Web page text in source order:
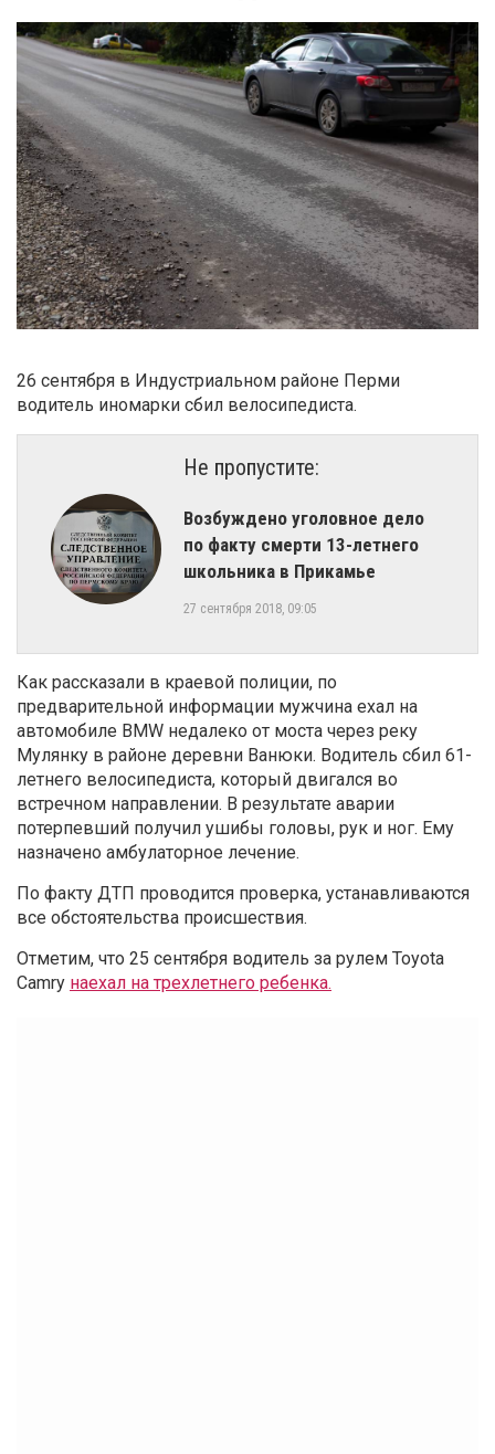
26 сентября в Индустриальном районе Перми
водитель иномарки сбил велосипедиста.
Не пропустите:
Возбуждено уголовное дело
по факту смерти 13-летнего
школьника в Прикамье
27 сентября 2018, 09:05
Как рассказали в краевой полиции, по
предварительной информации мужчина ехал на
автомобиле BMW недалеко от моста через реку
Мулянку в районе деревни Ванюки. Водитель сбил 61-
летнего велосипедиста, который двигался во
встречном направлении. В результате аварии
потерпевший получил ушибы головы, рук и ног. Ему
назначено амбулаторное лечение.
По факту ДТП проводится проверка, устанавливаются
все обстоятельства происшествия.
Отметим, что 25 сентября водитель за рулем Toyota
Camry наехал на трехлетнего ребенка.